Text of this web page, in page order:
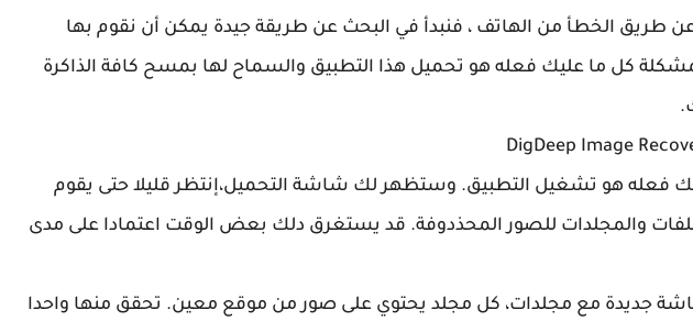
طريق الخطأ من الهاتف ، فنبدأ في البحث عن طريقة جيدة يمكن أن نقوم بها
كل ما عليك فعله هو تحميل هذا التطبيق والسماح لها بمسح كافة الذاكرة
فعله هو تشغيل التطبيق. وستظهر لك شاشة التحميل،إنتظر قليلا حتى يقوم
والمجلدات للصور المحذدوفة. قد يستغرق دلك بعض الوقت اعتمادا على مدى
جديدة مع مجلدات، كل مجلد يحتوي على صور من موقع معين. تحقق منها واحدا